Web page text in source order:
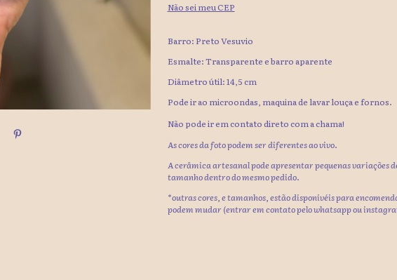
Não sei meu CEP
Barro: Preto Vesuvio
Esmalte: Transparente e barro aparente
Diâmetro útil: 14,5 cm
Pode ir ao microondas, maquina de lavar louça e fornos.
Não pode ir em contato direto com a chama!
As cores da foto podem ser diferentes ao vivo.
A cerâmica artesanal pode apresentar pequenas variações
tamanho dentro do mesmo pedido.
*outras cores, e tamanhos, estão disponivéis para
podem mudar (entrar em contato pelo whatsapp ou